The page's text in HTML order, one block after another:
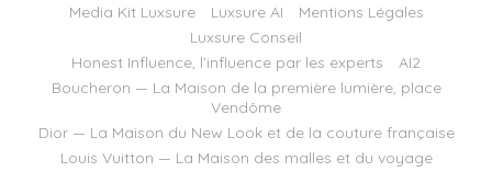
Media Kit Luxsure Luxsure AI
Mentions Légales
Luxsure Conseil
Honest Influence, l’influence par les experts
AI2
Boucheron — La Maison de la première lumière, place
Vendôme
Dior — La Maison du New Look et de la couture française
Louis Vuitton — La Maison des malles et du voyage